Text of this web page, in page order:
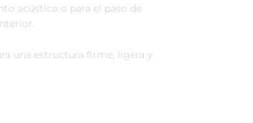
acústico o para el paso de
una estructura firme, ligera y